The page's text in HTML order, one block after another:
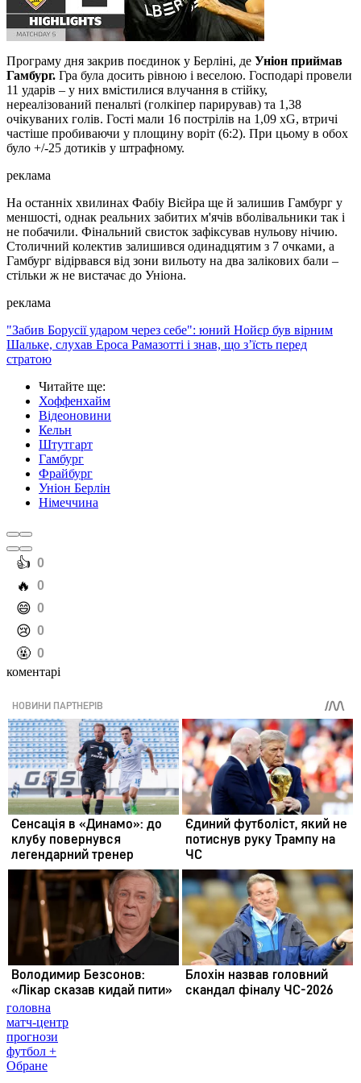
Програму дня закрив поєдинок у Берліні, де Уніон приймав
Гамбург. Гра була досить рівною і веселою. Господарі провели
11 ударів – у них вмістилися влучання в стійку,
нереалізований пенальті (голкіпер парирував) та 1,38
очікуваних голів. Гості мали 16 пострілів на 1,09 xG, втричі
частіше пробиваючи у площину воріт (6:2). При цьому в обох
було +/-25 дотиків у штрафному.
реклама
На останніх хвилинах Фабіу Вієйра ще й залишив Гамбург у
меншості, однак реальних забитих м'ячів вболівальники так і
не побачили. Фінальний свисток зафіксував нульову нічию.
Столичний колектив залишився одинадцятим з 7 очками, а
Гамбург відірвався від зони вильоту на два залікових бали –
стільки ж не вистачає до Уніона.
реклама
"Забив Борусії ударом через себе": юний Нойєр був вірним
Шальке, слухав Ероса Рамазотті і знав, що з’їсть перед
стратою
Читайте ще:
Хоффенхайм
Відеоновини
Кельн
Штутгарт
Гамбург
Фрайбург
Уніон Берлін
Німеччина
️👍 0
️🔥 0
️😄 0
️😢 0
️🤬 0
коментарі
головна
матч-центр
прогнози
футбол +
Обране